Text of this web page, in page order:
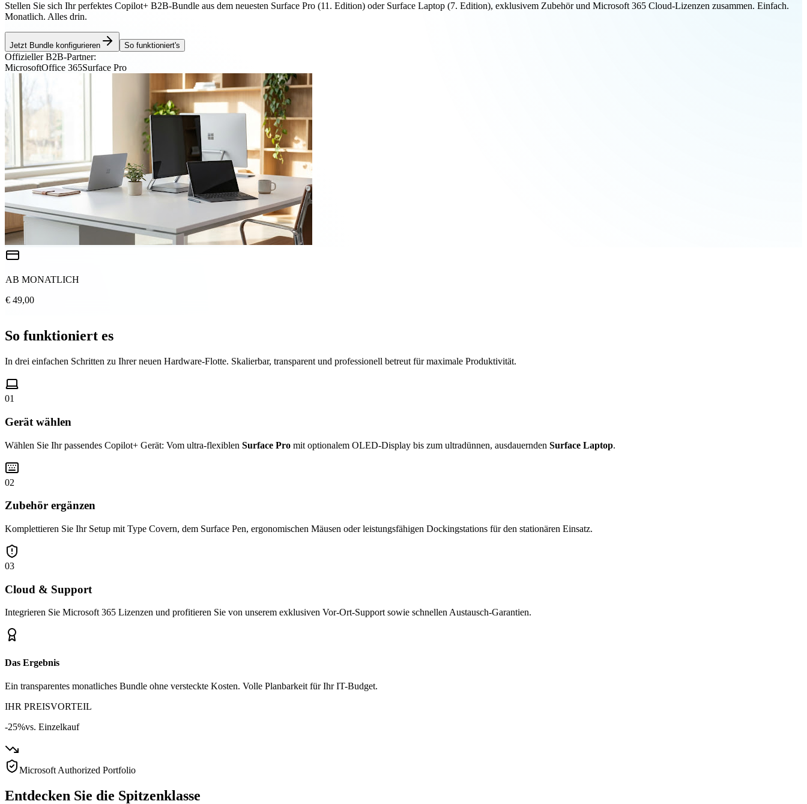
Stellen Sie sich Ihr perfektes Copilot+ B2B-Bundle aus dem neuesten Surface Pro (11. Edition) oder Surface Laptop (7. Edition), exklusivem Zubehör und Microsoft 365 Cloud-Lizenzen zusammen. Einfach.
Monatlich. Alles drin.
Jetzt Bundle konfigurieren So funktioniert's
Offizieller B2B-Partner:
MicrosoftOffice 365Surface Pro
AB MONATLICH
€ 49,00
So funktioniert es
In drei einfachen Schritten zu Ihrer neuen Hardware-Flotte. Skalierbar, transparent und professionell betreut für maximale Produktivität.
01
Gerät wählen
Wählen Sie Ihr passendes Copilot+ Gerät: Vom ultra-flexiblen Surface Pro mit optionalem OLED-Display bis zum ultradünnen, ausdauernden Surface Laptop.
02
Zubehör ergänzen
Komplettieren Sie Ihr Setup mit Type Covern, dem Surface Pen, ergonomischen Mäusen oder leistungsfähigen Dockingstations für den stationären Einsatz.
03
Cloud & Support
Integrieren Sie Microsoft 365 Lizenzen und profitieren Sie von unserem exklusiven Vor-Ort-Support sowie schnellen Austausch-Garantien.
Das Ergebnis
Ein transparentes monatliches Bundle ohne versteckte Kosten. Volle Planbarkeit für Ihr IT-Budget.
IHR PREISVORTEIL
-25%vs. Einzelkauf
Microsoft Authorized Portfolio
Entdecken Sie die Spitzenklasse